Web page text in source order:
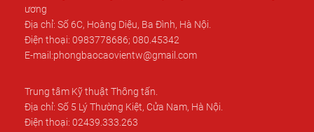
ương
Địa chỉ: Số 6C, Hoàng Diệu, Ba Đình, Hà Nội.
Điện thoại: 0983778686; 080.45342
E-mail:phongbaocaovientw@gmail.com
Trung tâm Kỹ thuật Thông tấn.
Địa chỉ: Số 5 Lý Thường Kiệt, Cửa Nam, Hà Nội.
Điện thoại: 02439.333.263